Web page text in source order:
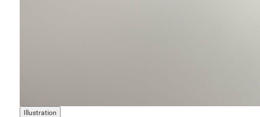
Illustration